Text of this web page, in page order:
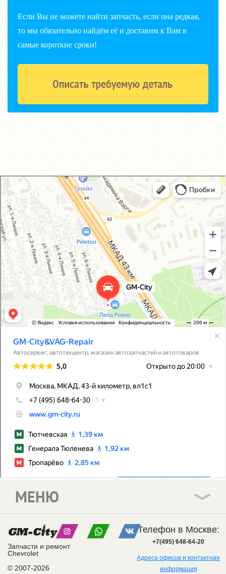
Если Вы не можете найти запчасть, если она редкая,
то мы обязательно найдём её и доставим к Вам в
самые короткие сроки!
GM-City&VAG-Repair
Автосервис, автотехцентр в Москве
Магазин автозапчастей и автотоваров в Москве
Запчасти и ремонт
Chevrolet
© 2007-2026
МЕНЮ
Телефон в Москве:
+7(495) 648-64-20
Адреса офисов и контактная
информация